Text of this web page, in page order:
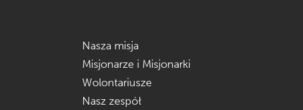
Nasza misja
Misjonarze i Misjonarki
Wolontariusze
Nasz zespół